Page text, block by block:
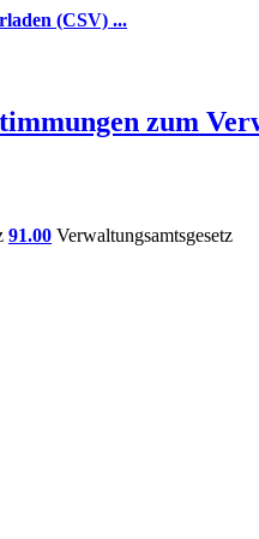
(CSV) ...
zum
91.00 Verwaltungsamtsgesetz